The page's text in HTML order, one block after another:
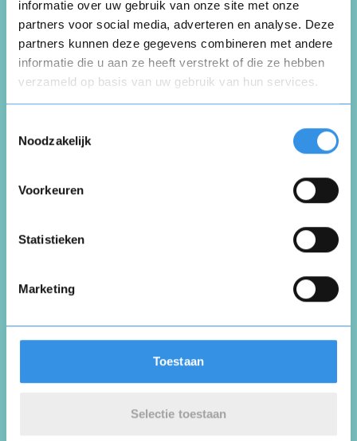
informatie over uw gebruik van onze site met onze
partners voor social media, adverteren en analyse. Deze
partners kunnen deze gegevens combineren met andere
informatie die u aan ze heeft verstrekt of die ze hebben
verzameld op basis van uw gebruik van hun services.
Noodzakelijk
Voorkeuren
Statistieken
Marketing
Toestaan
Selectie toestaan
Schrijf een review
Beoordeel je ervaring *